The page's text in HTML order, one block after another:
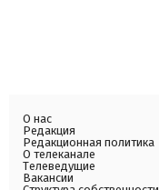
О нас
Редакция
Редакционная политика
О телеканале
Телеведущие
Вакансии